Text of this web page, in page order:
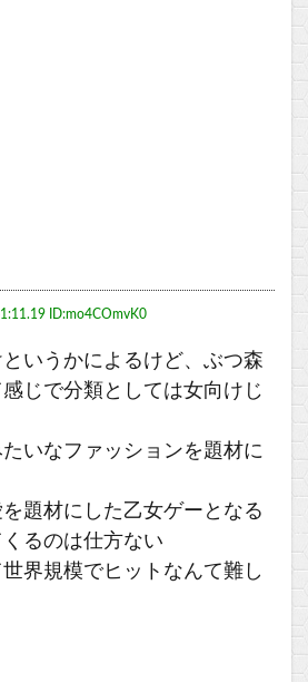
ID:mo4COmvK0
いうかによるけど、ぶつ森
じで分類としては女向けじ
いなファッションを題材に
題材にした乙女ゲーとなる
るのは仕方ない
界規模でヒットなんて難し